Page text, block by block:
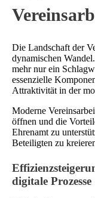
Die Landschaft der
dynamischen
mehr nur ein
essenzielle
Attraktivität in der
Moderne
öffnen und die
Ehrenamt zu
Beteiligten zu
digitale Prozesse